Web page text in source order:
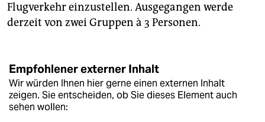
Flugverkehr einzustellen. Ausgegangen werde
derzeit von zwei Gruppen à 3 Personen.
Empfohlener externer Inhalt
Wir würden Ihnen hier gerne einen externen Inhalt
zeigen. Sie entscheiden, ob Sie dieses Element auch
sehen wollen: